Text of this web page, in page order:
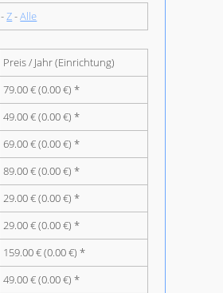
-Z-Alle
Preis / Jahr (Einrichtung)
79.00 € (0.00 €) *
49.00 € (0.00 €) *
69.00 € (0.00 €) *
89.00 € (0.00 €) *
29.00 € (0.00 €) *
29.00 € (0.00 €) *
159.00 € (0.00 €) *
49.00 € (0.00 €) *